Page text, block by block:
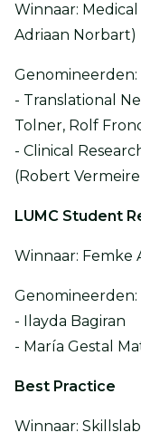
Winnaar:
Adriaan Norbart)
Genomineerden:
- Translational
Tolner, Rolf
- Clinical
(Robert
LUMC Student
Winnaar: Femke
Genomineerden:
- Ilayda Bagiran
- María Gestal
Best Practice
Winnaar: